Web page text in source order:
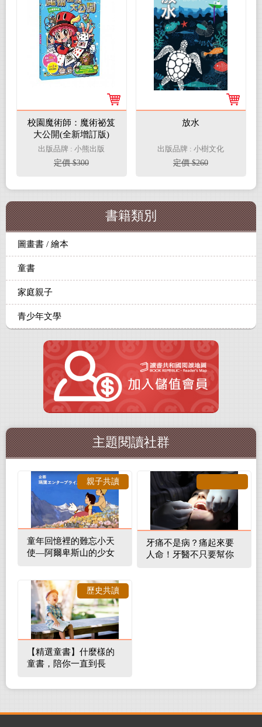
校園魔術師：魔術祕笈
大公開(全新增訂版)
出版品牌 : 小熊出版
定價 $300
放水
出版品牌 : 小樹文化
定價 $260
書籍類別
圖畫書 / 繪本
童書
家庭親子
青少年文學
主題閱讀社群
童年回憶裡的難忘小天
使—阿爾卑斯山的少女
親子共讀
牙痛不是病？痛起來要
人命！牙醫不只要幫你
【精選童書】什麼樣的
童書，陪你一直到長
歷史共讀